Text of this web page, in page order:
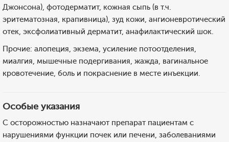
Джонсона), фотодерматит, кожная сыпь (в т.ч.
эритематозная, крапивница), зуд кожи, ангионевротический
отек, эксфолиативный дерматит, анафилактический шок.
Прочие: алопеция, экзема, усиление потоотделения,
миалгия, мышечные подергивания, жажда, вагинальное
кровотечение, боль и покраснение в месте инъекции.
Особые указания
С осторожностью назначают препарат пациентам с
нарушениями функции почек или печени, заболеваниями